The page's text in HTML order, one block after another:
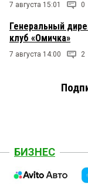
7 августа 15:01 0
Генеральный
клуб «Омичка»
7 августа 14:00 2
БИЗНЕС